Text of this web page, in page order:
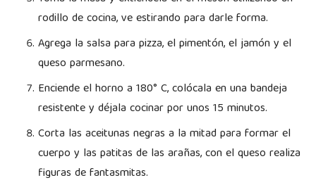
rodillo de cocina, ve estirando para darle forma.
Agrega la salsa para pizza, el pimentón, el jamón y el
queso parmesano.
Enciende el horno a 180° C, colócala en una bandeja
resistente y déjala cocinar por unos 15 minutos.
Corta las aceitunas negras a la mitad para formar el
cuerpo y las patitas de las arañas, con el queso realiza
figuras de fantasmitas.